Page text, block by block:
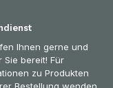
Ihnen gerne und
Sie bereit! Für
zu Produkten